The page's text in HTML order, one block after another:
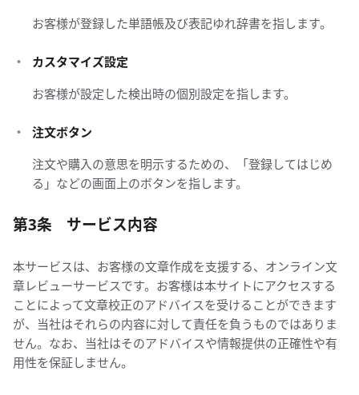
お客様が登録した単語帳及び表記ゆれ辞書を指します。
カスタマイズ設定
お客様が設定した検出時の個別設定を指します。
注文ボタン
注文や購入の意思を明示するための、「登録してはじめ
る」などの画面上のボタンを指します。
第3条 サービス内容
本サービスは、お客様の文章作成を支援する、オンライン文
章レビューサービスです。お客様は本サイトにアクセスする
ことによって文章校正のアドバイスを受けることができます
が、当社はそれらの内容に対して責任を負うものではありま
せん。なお、当社はそのアドバイスや情報提供の正確性や有
用性を保証しません。